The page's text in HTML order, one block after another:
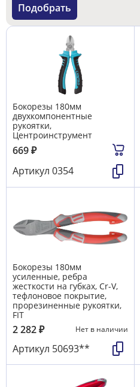
Подобрать
Бокорезы 180мм
двухкомпонентные
рукоятки,
Центроинструмент
669₽
Артикул 0354
Бокорезы 180мм
усиленные, ребра
жесткости на губках, Cr-V,
тефлоновое покрытие,
прорезиненные рукоятки,
FIT
2 282₽ Нет в наличии
Артикул 50693**